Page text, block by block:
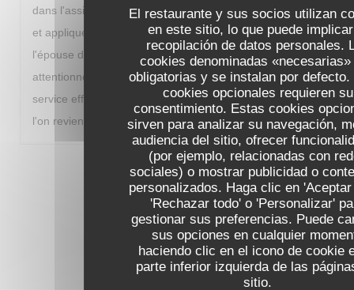
El restaurante y sus socios utilizan
en este sitio, lo que puede
recopilación de datos personales.
cookies denominadas «necesarias»
obligatorias y se instalan por defecto.
cookies opcionales requieren su
consentimiento. Estas cookies
sirven para analizar su navegación,
audiencia del sitio, ofrecer
(por ejemplo, relacionadas con
sociales) o mostrar publicidad o
personalizados. Haga clic en
'Rechazar todo' o 'Personalizar'
gestionar sus preferencias. Puede
sus opciones en cualquier
haciendo clic en el icono de cookie
parte inferior izquierda de las
sitio.
dans l'assiette et la cuisine du chef Hubert est constante
et appliquée. Le service est à la hauteur du repas :
l'épouse du chef est très accueillante, sympathique et
attentionnée, et toute l'équipe de serveurs assure un
service efficace et agréable. Une belle adresse locale où
l'on revient avec plaisir.
1 2 3